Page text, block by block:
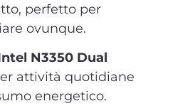
perfetto per
ovunque.
N3350 Dual
attività quotidiane
energetico.